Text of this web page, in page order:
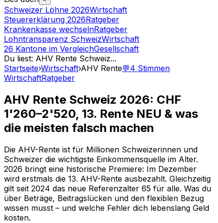
Schweizer Löhne 2026Wirtschaft
Steuererklärung 2026Ratgeber
Krankenkasse wechselnRatgeber
Lohntransparenz SchweizWirtschaft
26 Kantone im VergleichGesellschaft
Du liest: AHV Rente Schweiz...
Startseite›Wirtschaft›AHV Rente💬4 Stimmen
WirtschaftRatgeber
AHV Rente Schweiz 2026: CHF
1'260–2'520, 13. Rente NEU & was
die meisten falsch machen
Die AHV-Rente ist für Millionen Schweizerinnen und
Schweizer die wichtigste Einkommensquelle im Alter.
2026 bringt eine historische Premiere: Im Dezember
wird erstmals die 13. AHV-Rente ausbezahlt. Gleichzeitig
gilt seit 2024 das neue Referenzalter 65 für alle. Was du
über Beträge, Beitragslücken und den flexiblen Bezug
wissen musst – und welche Fehler dich lebenslang Geld
kosten.